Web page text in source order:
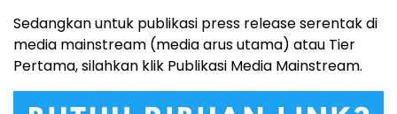
Sedangkan untuk publikasi press release serentak di
media mainstream (media arus utama) atau Tier
Pertama, silahkan klik Publikasi Media Mainstream.